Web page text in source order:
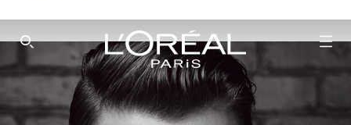
SEARCH THIS SITE